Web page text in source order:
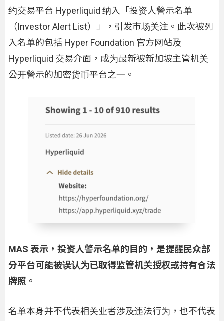
约交易平台 Hyperliquid 纳入「投资人警示名单
（Investor Alert List）」，引发市场关注。此次被列
入名单的包括 Hyper Foundation 官方网站及
Hyperliquid 交易介面，成为最新被新加坡主管机关
公开警示的加密货币平台之一。
MAS 表示，投资人警示名单的目的，是提醒民众部
分平台可能被误认为已取得监管机关授权或持有合法
牌照。
名单本身并不代表相关业者涉及违法行为，也不代表